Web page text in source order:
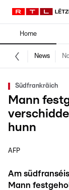
Home
News
Südfrankräich
Mann
hunn
AFP
Am
Mann